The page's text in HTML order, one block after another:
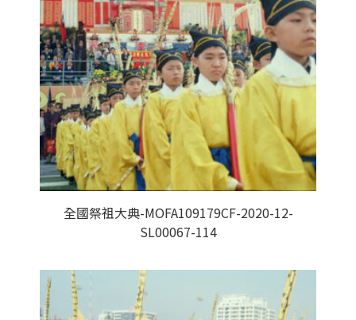
全國祭祖大典-MOFA109179CF-2020-12-
SL00067-114